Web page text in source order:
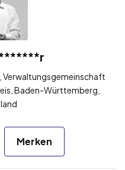
Verwaltungsgemeinschaft
Baden-Württemberg,
Merken